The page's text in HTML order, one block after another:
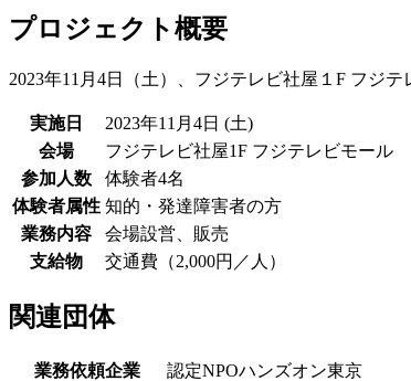
プロジェクト概要
2023年11月4日（土）、フジテレビ社屋１F フジ
実施日
2023年11月4日 (土)
会場
フジテレビ社屋1F フジテレビモール
参加人数
体験者4名
体験者属性 知的・発達障害者の方
業務内容
会場設営、販売
支給物
交通費（2,000円／人）
関連団体
業務依頼企業
認定NPOハンズオン東京